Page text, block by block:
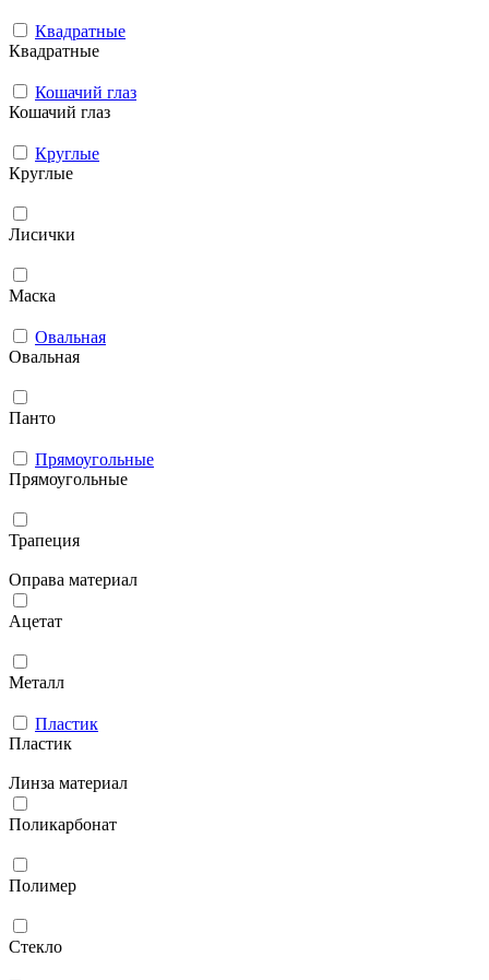
Квадратные
Квадратные
Кошачий глаз
Кошачий глаз
Круглые
Круглые
Лисички
Маска
Овальная
Овальная
Панто
Прямоугольные
Прямоугольные
Трапеция
Оправа материал
Ацетат
Металл
Пластик
Пластик
Линза материал
Поликарбонат
Полимер
Стекло